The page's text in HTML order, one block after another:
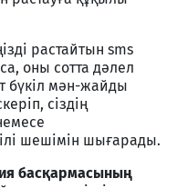
растайтын sms
оны сотта дәлел
бүкіл мән-жайды
сіздің
шешімін шығарады.
басқармасының